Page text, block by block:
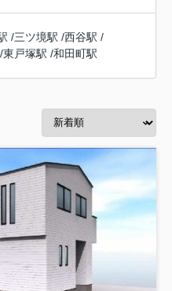
/三ツ境駅 /西谷駅 /
/東戸塚駅 /和田町駅